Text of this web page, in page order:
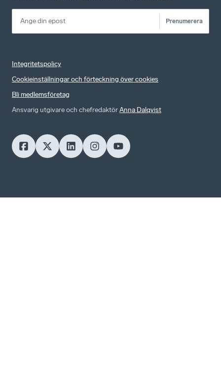
Prenumerera
Integritetspolicy
Cookieinställningar och förteckning över cookies
Bli medlemsföretag
Ansvarig utgivare och chefredaktörAnna Dalqvist